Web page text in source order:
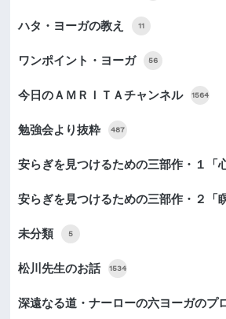
ハタ・ヨーガの教え 11
ワンポイント・ヨーガ 56
今日のＡＭＲＩＴＡチャンネル 1564
勉強会より抜粋 487
安らぎを見つけるための三部作・１「
安らぎを見つけるための三部作・２「
未分類 5
松川先生のお話 1534
深遠なる道・ナーローの六ヨーガのプ